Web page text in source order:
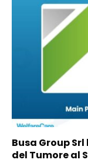
Busa Group
del Tumore al